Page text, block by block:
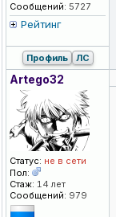
Сообщений: 5727
Рейтинг
Профиль ЛС
Artego32
Статус: не в сети
Пол:
Стаж: 14 лет
Сообщений: 979